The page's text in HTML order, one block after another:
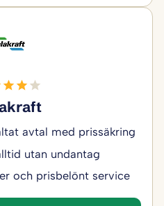
avtal med prissäkring
utan undantag
och prisbelönt service